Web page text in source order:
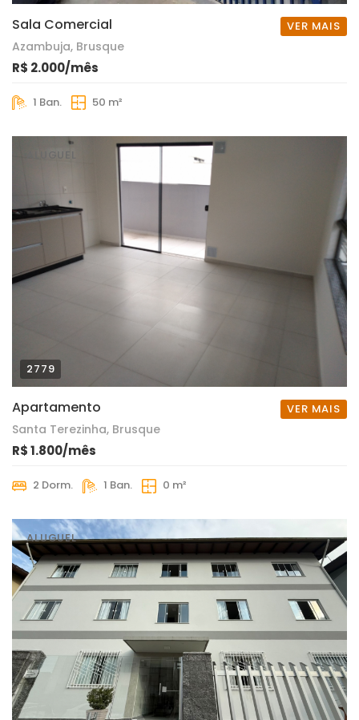
Sala Comercial VER MAIS
Azambuja, Brusque
R$ 2.000/mês
1 Ban. 50 m²
ALUGUEL
2779
Apartamento VER MAIS
Santa Terezinha, Brusque
R$ 1.800/mês
2 Dorm. 1 Ban. 0 m²
ALUGUEL